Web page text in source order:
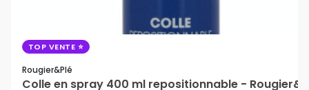
TOP VENTE
Rougier&plé
Colle en spray 400 ml repositionnable -